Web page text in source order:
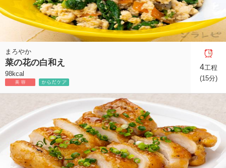
まろやか
菜の花の白和え
98kcal
4工程
(15分)